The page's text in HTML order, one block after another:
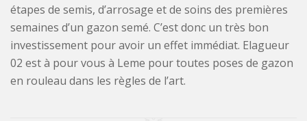
étapes de semis, d’arrosage et de soins des premières
semaines d’un gazon semé. C’est donc un très bon
investissement pour avoir un effet immédiat. Elagueur
02 est à pour vous à Leme pour toutes poses de gazon
en rouleau dans les règles de l’art.